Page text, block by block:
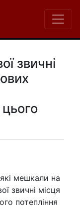
звичні
мешкали на
звичні місця
потепління